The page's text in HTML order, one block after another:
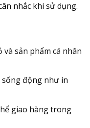
nhắc khi sử dụng.
sản phẩm cá nhân
sống động như in
giao hàng trong